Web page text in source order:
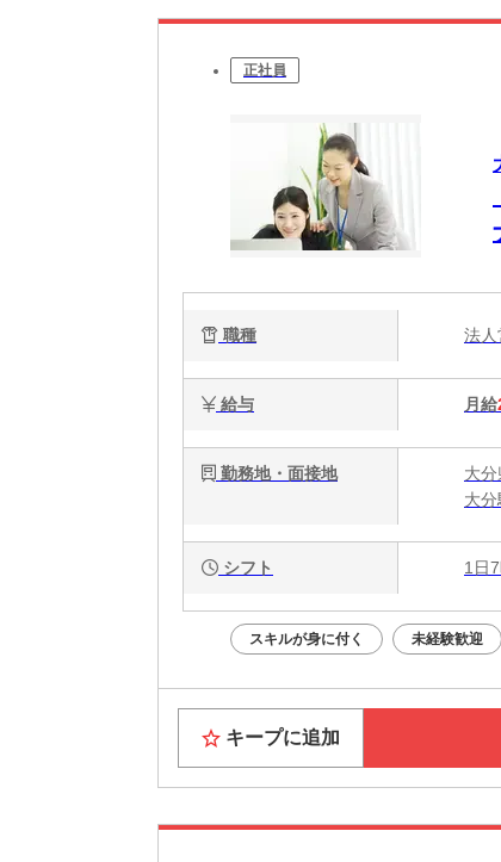
正社員
職種 法
給与 月給
勤務地・面接地
大
大
シフト 1日
スキルが身に付く 未経験歓迎
キープに追加